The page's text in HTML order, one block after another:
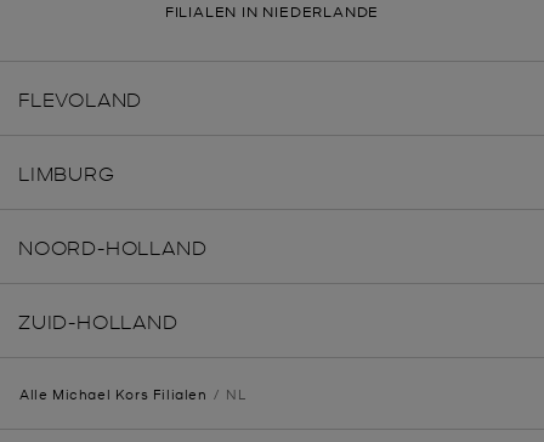
FILIALEN IN NIEDERLANDE
FLEVOLAND
LIMBURG
NOORD-HOLLAND
ZUID-HOLLAND
Alle Michael Kors Filialen NL